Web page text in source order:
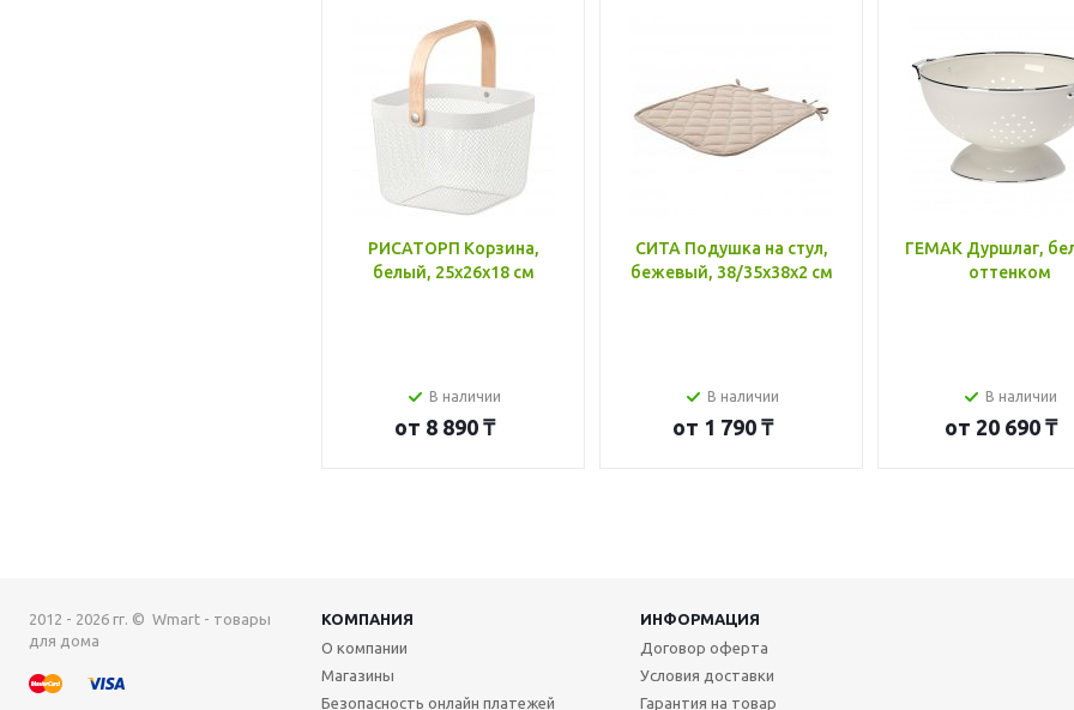
РИСАТОРП Корзина,
белый, 25x26x18 см
В наличии
от 8 890 ₸
СИТА Подушка на стул,
бежевый, 38/35x38x2 см
В наличии
от 1 790 ₸
ГЕМАК Дуршлаг,
оттенком
В наличии
от 20 690 ₸
2012 - 2026 гг. © Wmart - товары
для дома
КОМПАНИЯ
ИНФОРМАЦИЯ
О компании
Магазины
Безопасность онлайн платежей
Договор оферта
Условия доставки
Гарантия на товар